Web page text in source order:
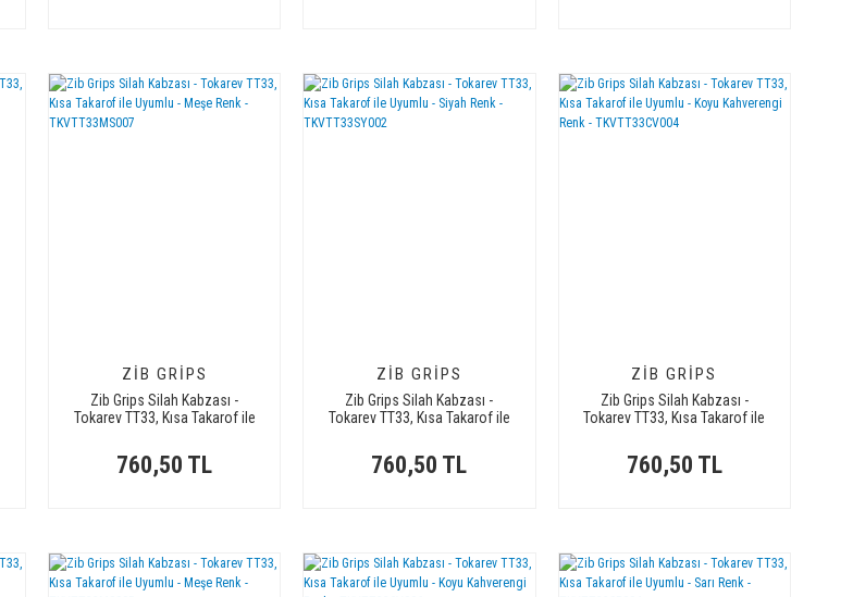
ZIB GRIPS
Zib Grips Silah Kabzası -
Tokarev TT33, Kısa Takarof ile
TKVTT33MS007
760,50 TL
ZIB GRIPS
Zib Grips Silah Kabzası -
Tokarev TT33, Kısa Takarof ile
TKVTT33SY002
760,50 TL
ZIB GRIPS
Zib Grips Silah Kabzası -
Tokarev TT33, Kısa Takarof ile
- TKVTT33CV004
760,50 TL